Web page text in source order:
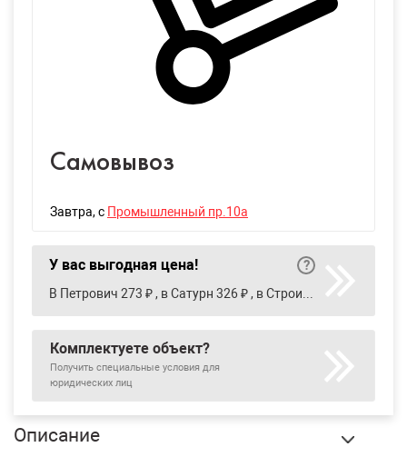
Самовывоз
Завтра, с Промышленный пр.10а
У вас выгодная цена!
Комплектуете объект?
Получить специальные условия для
юридических лиц
Описание